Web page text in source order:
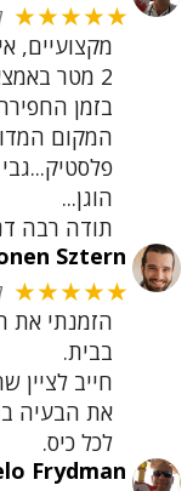
★★★★★
מקצועיים,
2 מטר
בזמן
המקום
הוגן...
תודה רבה
Sztern
★★★★★
הזמנתי את
בבית.
חייב לציין
את הבעיה
לכל כיס.
Frydman